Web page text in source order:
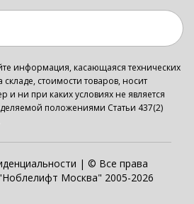
информация, касающаяся технических
стоимости товаров, носит
ни при каких условиях не является
положениями Статьи 437(2)
| © Все права
Москва" 2005-2026